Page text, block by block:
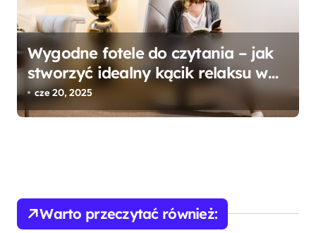
Wygodne fotele do czytania – jak
stworzyć idealny kącik relaksu w
domowym zaciszu?
cze 20, 2025
Warto przeczytać również: